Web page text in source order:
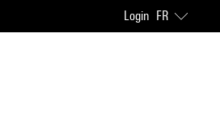
Login FR